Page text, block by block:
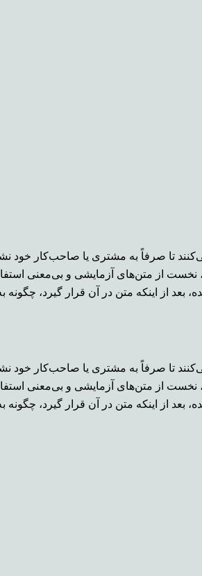
تا صرفاً به مشتری یا صاحب‌کار خود
نخست از متن‌های آزمایشی و بی‌معنی
تا صرفاً به مشتری یا صاحب‌کار خود
نخست از متن‌های آزمایشی و بی‌معنی